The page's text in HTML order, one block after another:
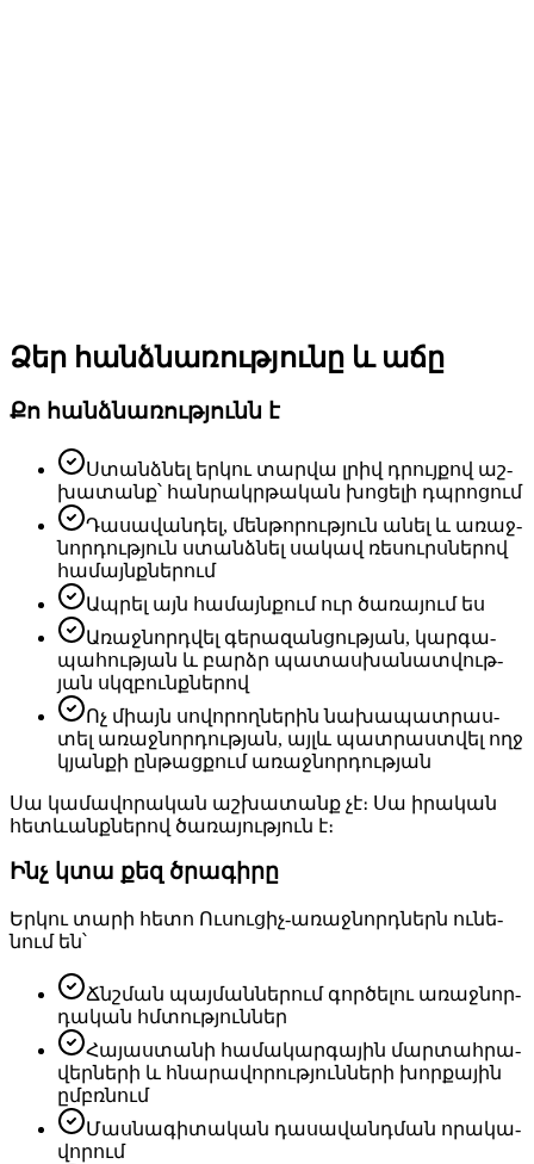
Ձեր հանձնառությունը և աճը
Քո հանձ­նա­ռութ­յունն է
Ստանձ­նել եր­կու տար­վա լրիվ դրույ­քով աշ­
խա­տանք՝ հան­րակր­թա­կան խո­ցե­լի դպրո­ցում
Դա­սա­վան­դել, մեն­թո­րութ­յուն ա­նել և ա­ռաջ­
նոր­դութ­յուն ստանձ­նել սա­կավ ռե­սուրս­նե­րով
հա­մայնք­նե­րում
Ապ­րել այն հա­մայն­քում ուր ծա­ռա­յում ես
Ա­ռաջ­նորդ­վել գե­րա­զան­ցութ­յան, կար­գա­
պա­հութ­յան և բարձր պա­տաս­խա­նատ­վութ­
յան սկզբունք­նե­րով
Ոչ միայն սո­վո­րող­նե­րին նա­խա­պատ­րաս­
տել ա­ռաջ­նոր­դութ­յան, այլև պատ­րաստ­վել ողջ
կյան­քի ըն­թաց­քում ա­ռաջ­նոր­դութ­յան
Սա կա­մա­վո­րա­կան աշ­խա­տանք չէ։ Սա ի­րա­կան
հետև­անք­նե­րով ծա­ռա­յութ­յուն է։
Ինչ կտա քեզ ծրա­գի­րը
Եր­կու տա­րի հե­տո Ու­սու­ցիչ-ա­ռաջ­նորդ­ներն ու­նե­
նում են՝
Ճնշման պայ­ման­նե­րում գոր­ծե­լու ա­ռաջ­նոր­
դա­կան հմտութ­յուն­ներ
Հա­յաս­տա­նի հա­մա­կար­գա­յին մար­տահ­րա­
վեր­նե­րի և հնա­րա­վո­րութ­յուն­նե­րի խոր­քա­յին
ըմբռ­նում
Մաս­նա­գի­տա­կան դա­սա­վանդ­ման ո­րա­կա­
վո­րում